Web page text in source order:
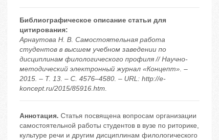
Библиографическое описание статьи для
цитирования:
Арнаутова Н. В. Самостоятельная работа
студентов в высшем учебном заведении по
дисциплинам филологического профиля // Научно-
методический электронный журнал «Концепт». –
2015. – Т. 13. – С. 4576–4580. – URL: http://e-
koncept.ru/2015/85916.htm.
Аннотация. Статья посвящена вопросам организации
самостоятельной работы студентов в вузе по риторике,
культуре речи и другим дисциплинам филологического